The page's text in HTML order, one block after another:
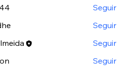
Seguir
Seguir
Seguir
Seguir